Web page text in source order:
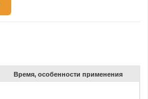
Вре­мя, особен­ности при­ме­не­ния